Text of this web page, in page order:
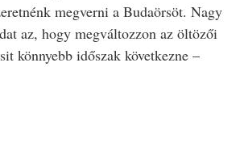
megverni a Budaörsöt. Nagy
az, hogy megváltozzon az öltözői
könnyebb időszak következne –